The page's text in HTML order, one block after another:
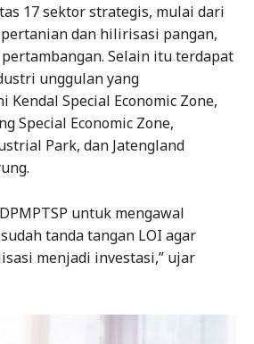
17 sektor strategis, mulai dari
dan hilirisasi pangan,
Selain itu terdapat
unggulan yang
Kendal Special Economic Zone,
Special Economic Zone,
Park, dan Jatengland
untuk mengawal
tanda tangan LOI agar
menjadi investasi,” ujar